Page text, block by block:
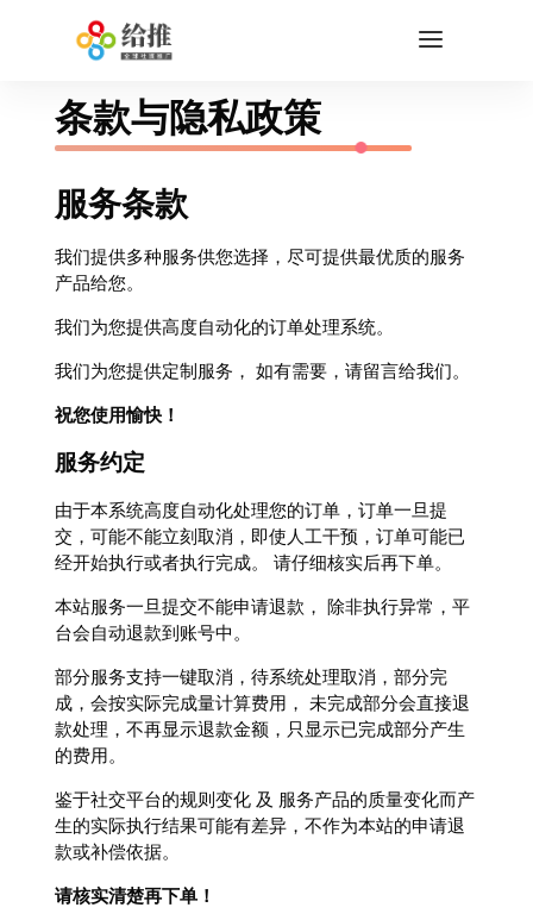
条款与隐私政策
服务条款
我们提供多种服务供您选择，尽可提供最优质的服务
产品给您。
我们为您提供高度自动化的订单处理系统。
我们为您提供定制服务， 如有需要，请留言给我们。
祝您使用愉快！
服务约定
由于本系统高度自动化处理您的订单，订单一旦提
交，可能不能立刻取消，即使人工干预，订单可能已
经开始执行或者执行完成。 请仔细核实后再下单。
本站服务一旦提交不能申请退款， 除非执行异常，平
台会自动退款到账号中。
部分服务支持一键取消，待系统处理取消，部分完
成，会按实际完成量计算费用， 未完成部分会直接退
款处理，不再显示退款金额，只显示已完成部分产生
的费用。
鉴于社交平台的规则变化 及 服务产品的质量变化而产
生的实际执行结果可能有差异，不作为本站的申请退
款或补偿依据。
请核实清楚再下单！